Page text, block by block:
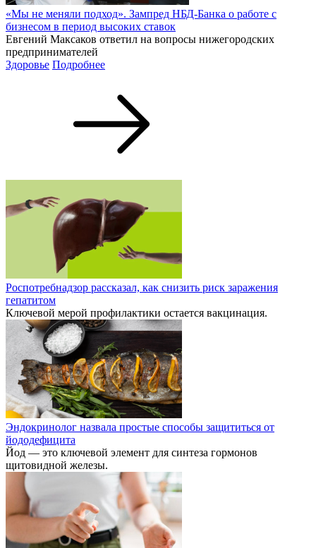
«Мы не меняли подход». Зампред НБД-Банка о работе с
бизнесом в период высоких ставок
Евгений Максаков ответил на вопросы нижегородских
предпринимателей
Здоровье Подробнее
Роспотребнадзор рассказал, как снизить риск заражения
гепатитом
Ключевой мерой профилактики остается вакцинация.
Эндокринолог назвала простые способы защититься от
йододефицита
Йод — это ключевой элемент для синтеза гормонов
щитовидной железы.